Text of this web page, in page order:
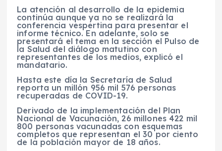
La atención al desarrollo de la epidemia
continúa aunque ya no se realizará la
conferencia vespertina para presentar el
informe técnico. En adelante, solo se
presentará el tema en la sección el Pulso de
la Salud del diálogo matutino con
representantes de los medios, explicó el
mandatario.
Hasta este día la Secretaría de Salud
reporta un millón 956 mil 576 personas
recuperadas de COVID-19.
Derivado de la implementación del Plan
Nacional de Vacunación, 26 millones 422 mil
800 personas vacunadas con esquemas
completos que representan el 30 por ciento
de la población mayor de 18 años.